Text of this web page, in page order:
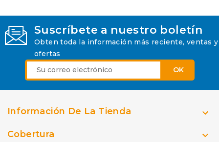
Suscríbete a nuestro boletín
Obten toda la información más reciente, ventas y
ofertas
Información De La Tienda 
Cobertura 